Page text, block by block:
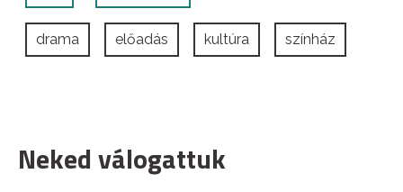
drama előadás kultúra színház
Neked válogattuk